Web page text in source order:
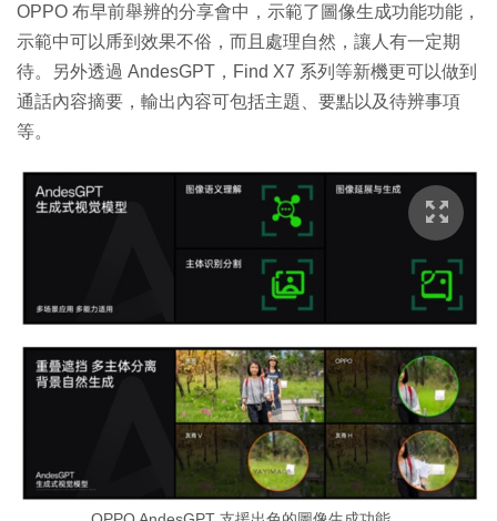
OPPO 布早前舉辨的分享會中，示範了圖像生成功能功能，
示範中可以乕到效果不俗，而且處理自然，讓人有一定期
待。另外透過 AndesGPT，Find X7 系列等新機更可以做到
通話內容摘要，輸出內容可包括主題、要點以及待辨事項
等。